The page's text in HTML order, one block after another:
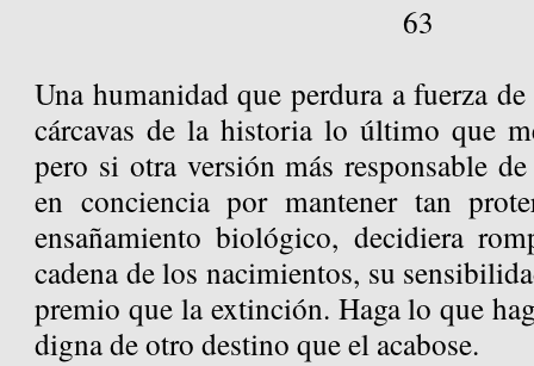
63
Una humanidad que perdura a fuerza
cárcavas de la historia lo último que
pero si otra versión más responsable
en conciencia por mantener tan
ensañamiento biológico, decidiera
cadena de los nacimientos, su
premio que la extinción. Haga lo que
digna de otro destino que el acabose.